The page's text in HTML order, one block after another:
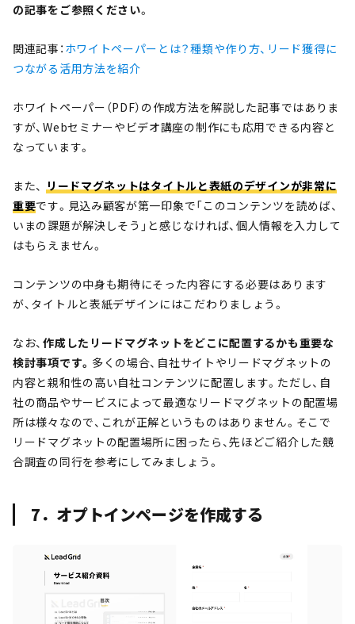
の記事をご参照ください。
関連記事：ホワイトペーパーとは？種類や作り方、リード獲得に
つながる活用方法を紹介
ホワイトペーパー（PDF）の作成方法を解説した記事ではありま
すが、Webセミナーやビデオ講座の制作にも応用できる内容と
なっています。
また、 リードマグネットはタイトルと表紙のデザインが非常に
重要です。見込み顧客が第一印象で「このコンテンツを読めば、
いまの課題が解決しそう」と感じ なければ、個人情報を入力して
はもらえません。
コンテンツの中身も期待にそった内容にする必要はあります
が、タイトルと表紙デザインにはこだわりましょう。
なお、作成したリードマグネットをどこに配置するかも重要な
検討事項です。 多くの場合、自社サイトやリードマグネットの
内容と親和性の高い自社コンテンツに配置します。ただし、自
社の商品やサービスによって最適なリードマグネットの配置場
所は様々なので、これが正解というものはありません。そこで
リードマグネットの配置場所に困ったら、先ほどご紹介した競
合調査の同行を参考にしてみましょう。
7．オプトインページを作成する